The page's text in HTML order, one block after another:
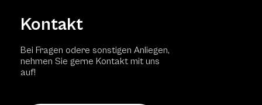
Kontakt
Bei Fragen odere sonstigen Anliegen,
nehmen Sie gerne Kontakt mit uns
auf!